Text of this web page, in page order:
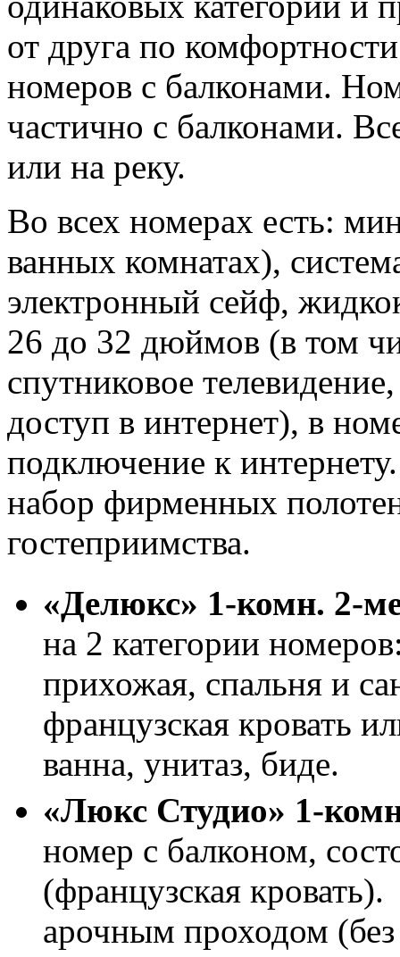
от друга по
номеров с балконами.
частично с балконами.
или на реку.
Во всех номерах есть:
ванных комнатах),
электронный сейф,
26 до 32 дюймов (в том
спутниковое
доступ в интернет), в
подключение к
набор фирменных
гостеприимства.
«Делюкс» 1-комн. 2-
на 2 категории
прихожая, спальня и
французская кровать
ванна, унитаз, биде.
«Люкс Студио» 1-
номер с балконом,
(французская
арочным проходом